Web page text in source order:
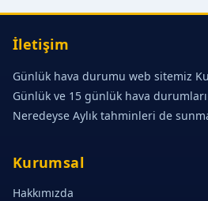
İletişim
Günlük hava durumu web sitemiz
Günlük ve 15 günlük hava
Neredeyse Aylık tahminleri de
Kurumsal
Hakkımızda